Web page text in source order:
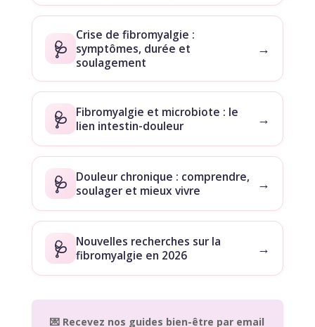
🩺
Crise de fibromyalgie :
symptômes, durée et
soulagement
→
🩺 Fibromyalgie et microbiote : le
lien intestin-douleur
→
🩺 Douleur chronique : comprendre,
soulager et mieux vivre
→
🩺 Nouvelles recherches sur la
fibromyalgie en 2026
→
💌 Recevez nos guides bien-être par email